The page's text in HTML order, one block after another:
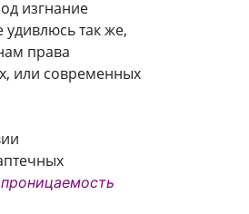
изгнание
так же,
права
или современных
проницаемость